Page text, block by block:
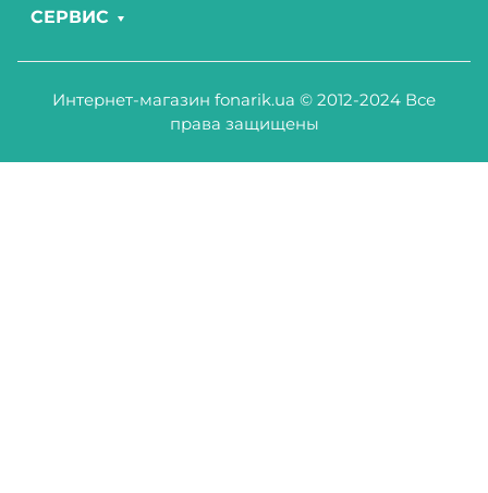
СЕРВИС
Интернет-магазин fonarik.ua © 2012-2024 Все
права защищены